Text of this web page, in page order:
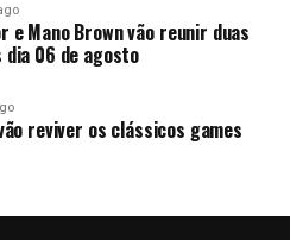
e Mano Brown vão reunir duas
06 de agosto
reviver os clássicos games